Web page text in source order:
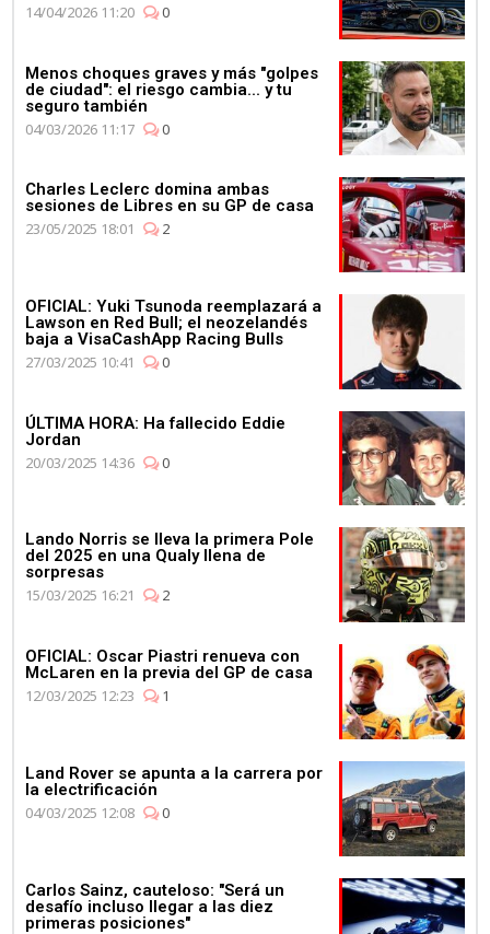
14/04/2026 11:20
0
Menos choques graves y más "golpes
de ciudad": el riesgo cambia... y tu
seguro también
04/03/2026 11:17
0
Charles Leclerc domina ambas
sesiones de Libres en su GP de casa
23/05/2025 18:01
2
OFICIAL: Yuki Tsunoda reemplazará a
Lawson en Red Bull; el neozelandés
baja a VisaCashApp Racing Bulls
27/03/2025 10:41
0
ÚLTIMA HORA: Ha fallecido Eddie
Jordan
20/03/2025 14:36
0
Lando Norris se lleva la primera Pole
del 2025 en una Qualy llena de
sorpresas
15/03/2025 16:21
2
OFICIAL: Oscar Piastri renueva con
McLaren en la previa del GP de casa
12/03/2025 12:23
1
Land Rover se apunta a la carrera por
la electrificación
04/03/2025 12:08
0
Carlos Sainz, cauteloso: "Será un
desafío incluso llegar a las diez
primeras posiciones"